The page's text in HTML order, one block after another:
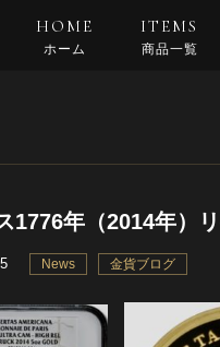
HOME
ホーム
ITEMS
商品一覧
1776年（2014年）
News 金貨ブログ